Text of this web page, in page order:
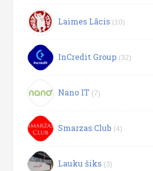
Laimes Lācis (10)
InCredit Group (32)
Nano IT (7)
Smarzas.Club (4)
Lauku šiks (3)